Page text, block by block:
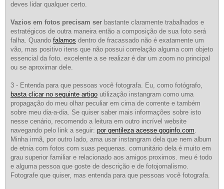
deves lidar qualquer certo.
Vazios em fotos precisam ser bastante claramente trabalhados e
estratégicos de outra maneira então a composição de sua foto será
falha. Quando falamos dentro de fracassado não é exatamente um
vão, mas positivo itens que não possui correlação alguma com objeto
essencial da foto. excelente a se realizar é dar um zoom no principal
ou se aproximar dele.
3 - Entenda para que pessoas você fotografa. Eu, como fotógrafo,
basta clicar no seguinte artigo utilização instangram como uma
propagação do meu olhar peculiar em cima de corrente e também
sobre meu dia-a-dia. Se quiser saber mais informações sobre isto
nesse cenário, recomendo a leitura em outro incrível website
navegando pelo link a seguir: por gentileza acesse goqinfo.com.
Minha irmã, por outro lado, ama usar instangram dela que nem album
de etnia com fotos com suas pequenas. comunitário dela é muito em
grau superior familiar e relacionado aos amigos proximos. meu é todo
e alguma pessoa que goste de descrição e de fotojornalismo.
Fotografe que quiser, mas entenda para que pessoas você fotografa.